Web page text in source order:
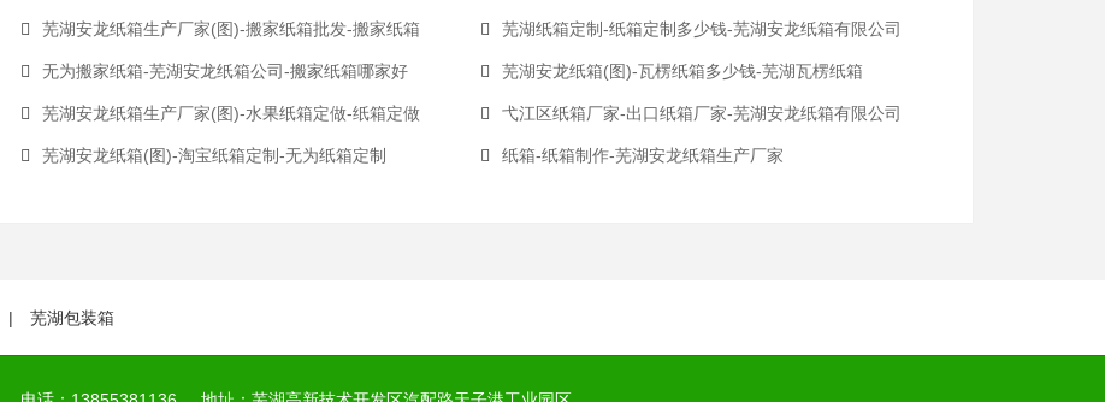
芜湖安龙纸箱生产厂家(图)-搬家纸箱批发-搬家纸箱 芜湖纸箱定制-纸箱定制多少钱-芜湖安龙纸箱有限公司
无为搬家纸箱-芜湖安龙纸箱公司-搬家纸箱哪家好 芜湖安龙纸箱(图)-瓦楞纸箱多少钱-芜湖瓦楞纸箱
芜湖安龙纸箱生产厂家(图)-水果纸箱定做-纸箱定做 弋江区纸箱厂家-出口纸箱厂家-芜湖安龙纸箱有限公司
芜湖安龙纸箱(图)-淘宝纸箱定制-无为纸箱定制 纸箱-纸箱制作-芜湖安龙纸箱生产厂家
芜湖包装箱